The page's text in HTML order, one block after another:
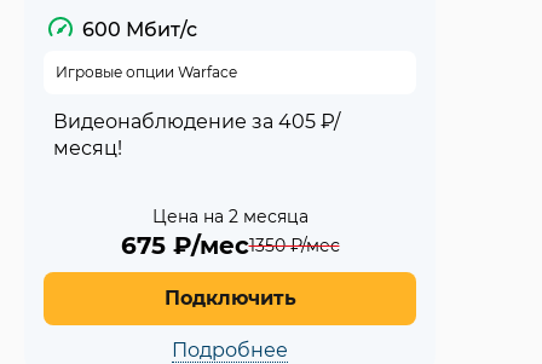
600 Мбит/с
Игровые опции Warface
Видеонаблюдение за 405 ₽/
месяц!
Цена на 2 месяца
675₽/мес1350₽/мес
Подключить
Подробнее